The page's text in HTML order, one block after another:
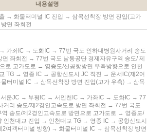
내용설명
→ 화물터미널 IC 진입 → 삼목선착장 방면 진입(고가
면 좌회전
가좌IC → 도화IC → 77번 국도 인하대병원사거리 송도
면 좌회전 → 77번 국도 남동공단 경제자유구역 송도/ 제
로 고가도로 → 영종도/신공항방면 우측방향으로 인천
TG → 영종 IC → 공항신도시 JC 직진 → 운서IC(제2여
터미널 IC → 삼목선착장 방면 진입(고가 우측) → 삼목
운JC → 부평IC → 서인천IC → 가좌IC → 도화IC → 77
거리 송도/제2경인고속도로 방면 좌회전 → 77번 국도
역 송도/제2경인고속도로 방면으로 고가도로 → 영종도/
인천대교 진입 → 인천대교 TG → 영종 IC → 공항신도시
여객터미널 방향) → 화물터미널 IC → 삼목선착장 방면